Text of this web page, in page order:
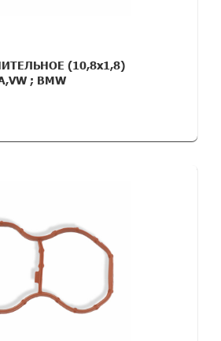
(10,8х1,8)
; BMW